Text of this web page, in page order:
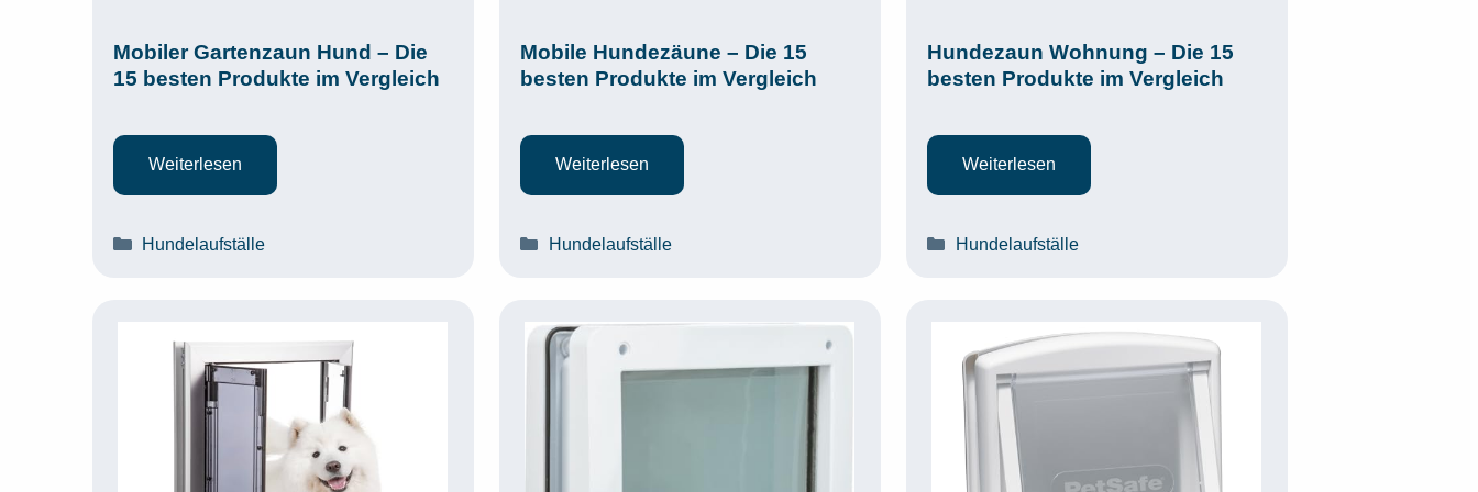
Mobiler Gartenzaun Hund – Die
15 besten Produkte im Vergleich
Weiterlesen
Kategorien
Hundelaufställe
Mobile Hundezäune – Die 15
besten Produkte im Vergleich
Weiterlesen
Kategorien
Hundelaufställe
Hundezaun Wohnung – Die 15
besten Produkte im Vergleich
Weiterlesen
Kategorien
Hundelaufställe